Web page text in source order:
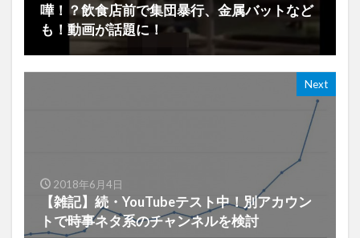
嘩！？飲食店前で集団暴行、金属バットなど
も！動画が話題に！
Next
2018年6月4日
【雑記】続・YouTubeテスト中！別アカウン
トで時事ネタ系のチャンネルを検討